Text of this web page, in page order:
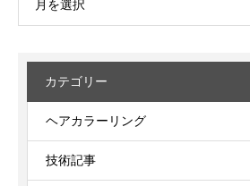
月を選択
カテゴリー
ヘアカラーリング
技術記事